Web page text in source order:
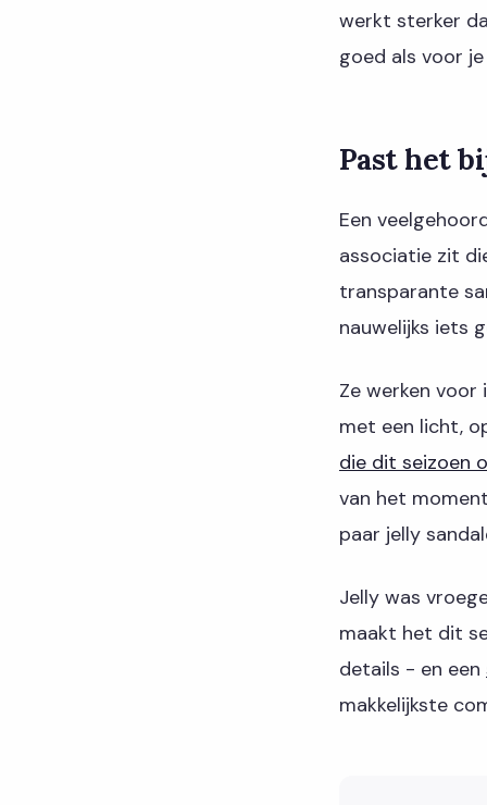
werkt sterker
goed als voor
Past het
Een
associatie zit
transparante
nauwelijks iets
Ze werken
met een licht,
die dit seizoen
van het
paar jelly
Jelly was
maakt het dit
details - en een
makkelijkste